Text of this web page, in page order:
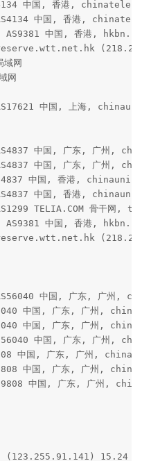
中国, 香港,
中国, 香港,
中国, 香港,
网
网
中国, 上海,
中国, 广东, 广州,
中国, 广东, 广州,
中国, 香港,
中国, 香港,
TELIA.COM 骨干网,
中国, 香港,
中国, 广东, 广州,
中国, 广东, 广州,
中国, 广东, 广州,
中国, 广东, 广州,
中国, 广东, 广州,
中国, 广东, 广州,
中国, 广东, 广州,
15.24